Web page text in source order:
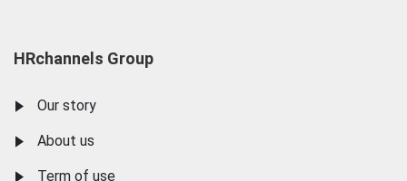
HRchannels Group
Our story
About us
Term of use